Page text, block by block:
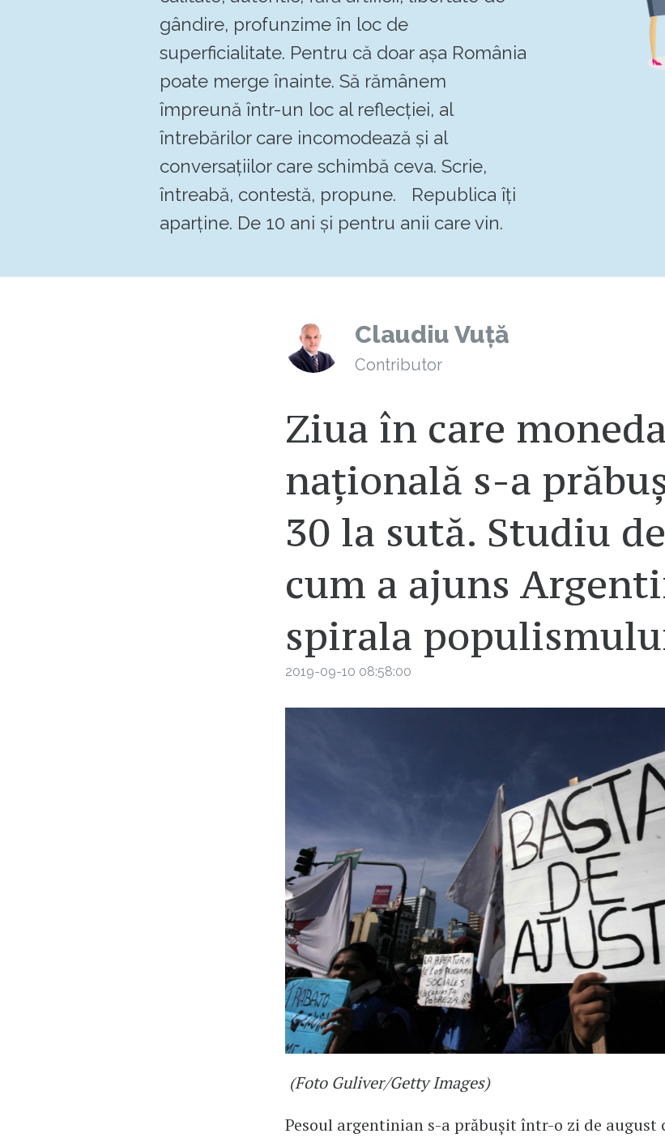
gândire, profunzime în loc de
superficialitate. Pentru că doar așa România
poate merge înainte. Să rămânem
împreună într-un loc al reflecției, al
întrebărilor care incomodează și al
conversațiilor care schimbă ceva. Scrie,
întreabă, contestă, propune. Republica îți
aparține. De 10 ani și pentru anii care vin.
Claudiu Vuță
Contributor
Ziua în care moneda
națională s-a
30 la sută. Studiu
cum a ajuns
spirala
2019-09-10 08:58:00
(Foto Guliver/Getty Images)
Pesoul argentinian s-a prăbușit într-o zi de august